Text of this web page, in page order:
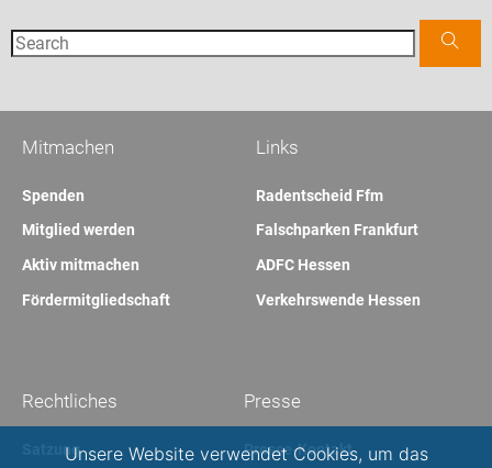
Links
Radentscheid Ffm
Falschparken Frankfurt
ADFC Hessen
Verkehrswende Hessen
Mitmachen
Spenden
Mitglied werden
Aktiv mitmachen
Fördermitgliedschaft
Presse
Presse-Kontakt
Rechtliches
SatzungUnsere Website verwendet Cookies, um das